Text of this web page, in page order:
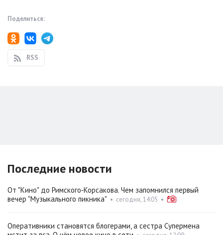
Поделиться:
RSS
Последние новости
От "Кино" до Римского‑Корсакова. Чем запомнился первый
вечер "Музыкального пикника" • сегодня, 14:05 •
Оперативники становятся блогерами, а сестра Супермена